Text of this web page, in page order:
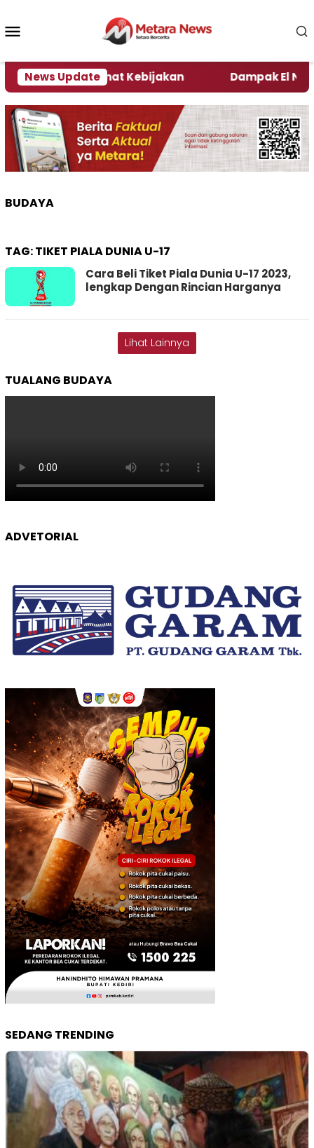
konten
News Update
Kata Pengamat Kebijakan Dampak El Nino,
BUDAYA
TAG:TIKET PIALA DUNIA U-17
Cara Beli Tiket Piala Dunia U-17 2023,
lengkap Dengan Rincian Harganya
Lihat Lainnya
TUALANG BUDAYA
ADVETORIAL
SEDANG TRENDING